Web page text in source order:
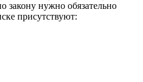
закону нужно обязательно
присутствуют: